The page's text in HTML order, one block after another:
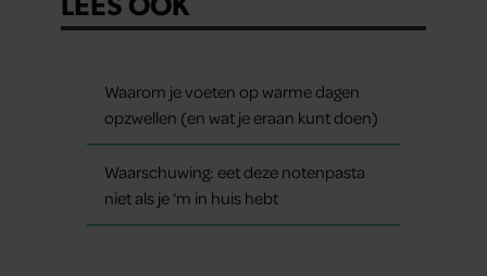
Waarom je voeten op warme dagen
opzwellen (en wat je eraan kunt doen)
Waarschuwing: eet deze notenpasta
niet als je ‘m in huis hebt